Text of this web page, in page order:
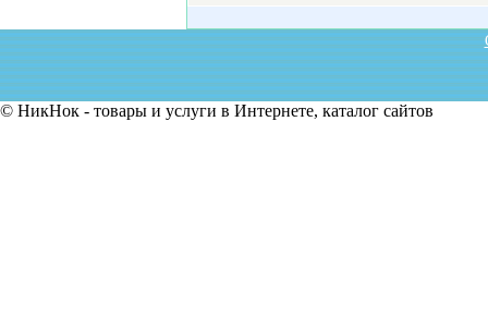
© НикНок - товары и услуги в Интернете, каталог сайтов